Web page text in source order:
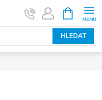
HLEDAT
NÁKUPNÍ
KOŠÍK